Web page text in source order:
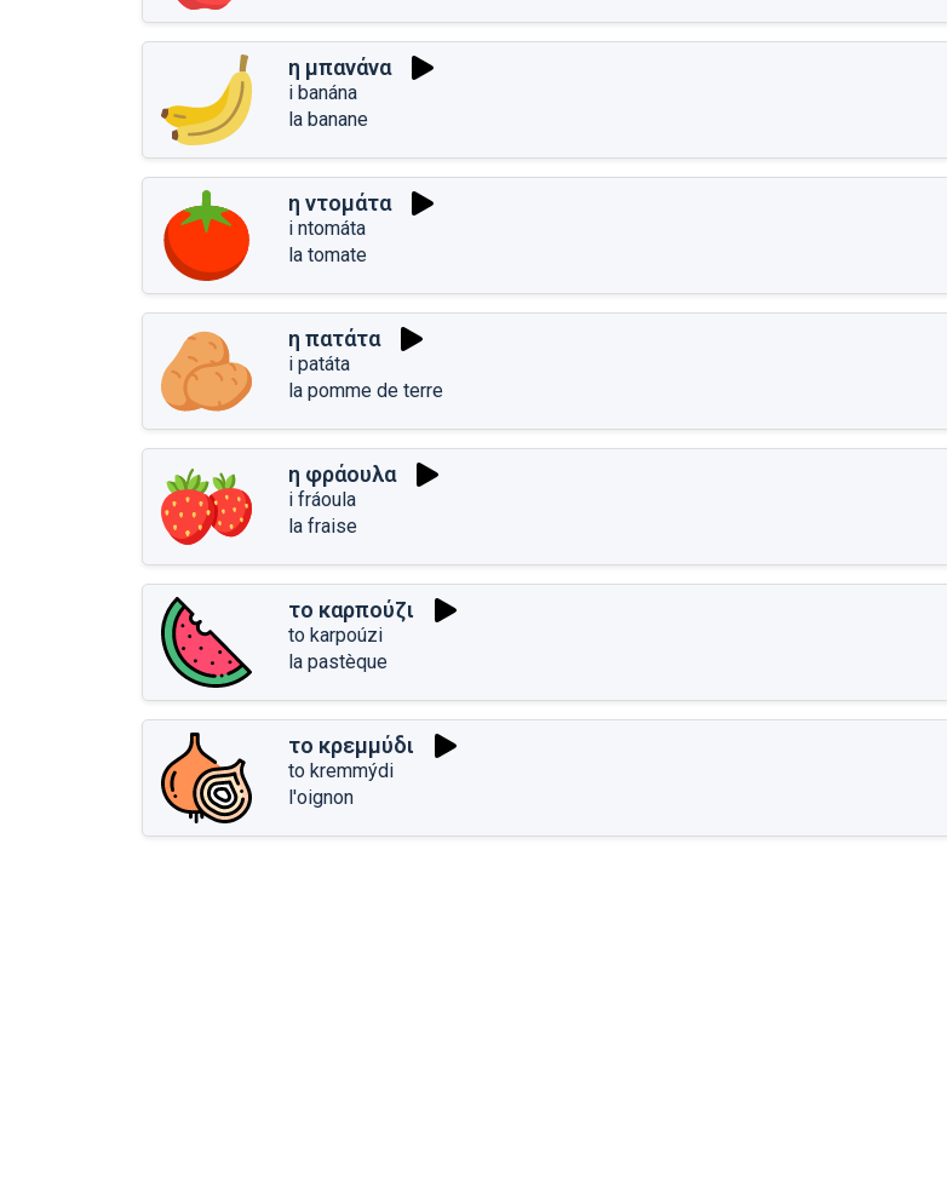
η μπανάνα
i banána
la banane
η ντομάτα
i ntomáta
la tomate
η πατάτα
i patáta
la pomme de terre
η φράουλα
i fráoula
la fraise
το καρπούζι
to karpoúzi
la pastèque
το κρεμμύδι
to kremmýdi
l'oignon